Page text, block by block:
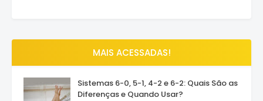
MAIS ACESSADAS!
Sistemas 6-0, 5-1, 4-2 e 6-2: Quais São as
Diferenças e Quando Usar?